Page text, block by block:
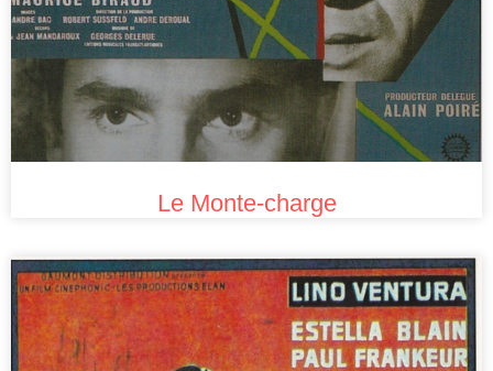
Le Monte-charge